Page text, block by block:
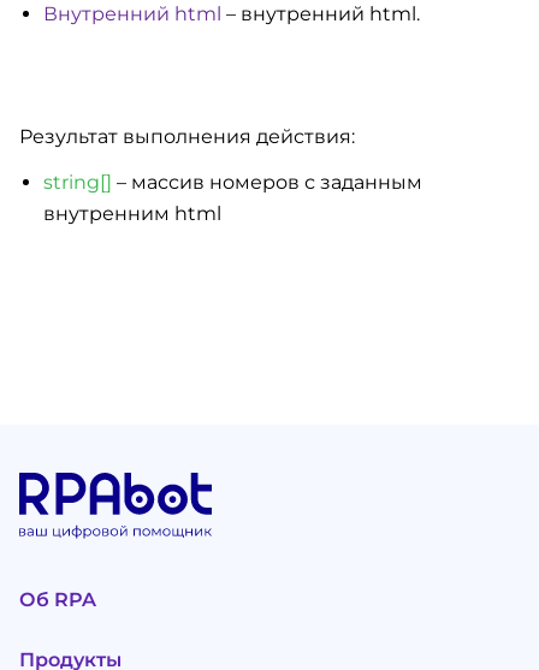
Внутренний html – внутренний html.
Результат выполнения действия:
string[] – массив номеров с заданным
внутренним html
Об RPA
Продукты